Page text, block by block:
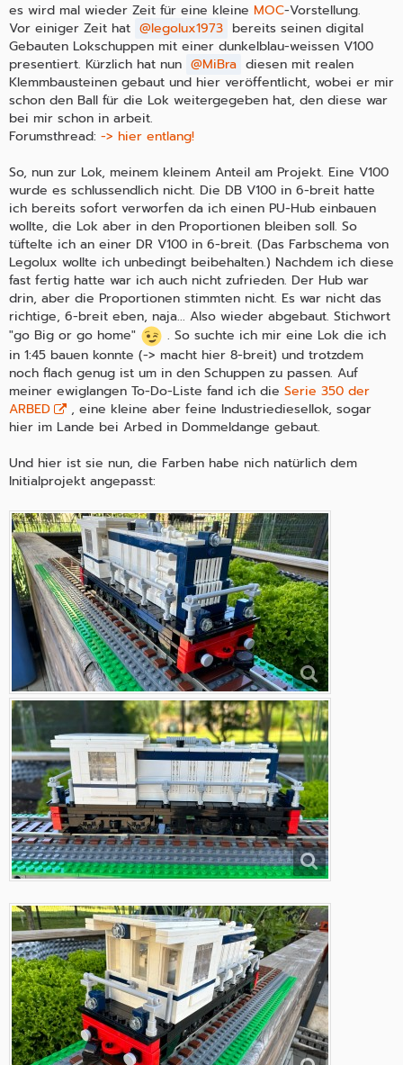
es wird mal wieder Zeit für eine kleine MOC-Vorstellung.
Vor einiger Zeit hat
legolux1973 bereits seinen digital
Gebauten Lokschuppen mit einer dunkelblau-weissen V100
presentiert. Kürzlich hat nun
MiBra diesen mit realen
Klemmbausteinen gebaut und hier veröffentlicht, wobei er mir
schon den Ball für die Lok weitergegeben hat, den diese war
bei mir schon in arbeit.
Forumsthread: -> hier entlang!
So, nun zur Lok, meinem kleinem Anteil am Projekt. Eine V100
wurde es schlussendlich nicht. Die DB V100 in 6-breit hatte
ich bereits sofort verworfen da ich einen PU-Hub einbauen
wollte, die Lok aber in den Proportionen bleiben soll. So
tüftelte ich an einer DR V100 in 6-breit. (Das Farbschema von
Legolux wollte ich unbedingt beibehalten.) Nachdem ich diese
fast fertig hatte war ich auch nicht zufrieden. Der Hub war
drin, aber die Proportionen stimmten nicht. Es war nicht das
richtige, 6-breit eben, naja... Also wieder abgebaut. Stichwort
"go Big or go home"
. So suchte ich mir eine Lok die ich
in 1:45 bauen konnte (-> macht hier 8-breit) und trotzdem
noch flach genug ist um in den Schuppen zu passen. Auf
meiner ewiglangen To-Do-Liste fand ich die Serie 350 der
ARBED
, eine kleine aber feine Industriediesellok, sogar
hier im Lande bei Arbed in Dommeldange gebaut.
Und hier ist sie nun, die Farben habe nich natürlich dem
Initialprojekt angepasst: